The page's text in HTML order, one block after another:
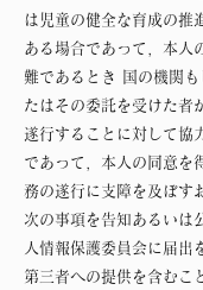
は児童の健全な育成の推
ある場合であって，本人
難であるとき 国の機関
たはその委託を受けた者
遂行することに対して協
であって，本人の同意を
務の遂行に支障を及ぼす
次の事項を告知あるいは
人情報保護委員会に届出
第三者への提供を含むこ